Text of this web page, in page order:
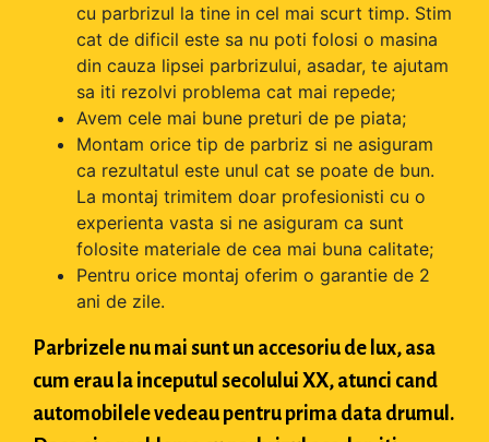
cu parbrizul la tine in cel mai scurt timp. Stim
cat de dificil este sa nu poti folosi o masina
din cauza lipsei parbrizului, asadar, te ajutam
sa iti rezolvi problema cat mai repede;
Avem cele mai bune preturi de pe piata;
Montam orice tip de parbriz si ne asiguram
ca rezultatul este unul cat se poate de bun.
La montaj trimitem doar profesionisti cu o
experienta vasta si ne asiguram ca sunt
folosite materiale de cea mai buna calitate;
Pentru orice montaj oferim o garantie de 2
ani de zile.
Parbrizele nu mai sunt un accesoriu de lux, asa
cum erau la inceputul secolului XX, atunci cand
automobilele vedeau pentru prima data drumul.